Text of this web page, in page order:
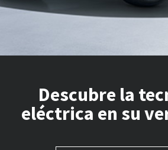
Descubre la
eléctrica en su